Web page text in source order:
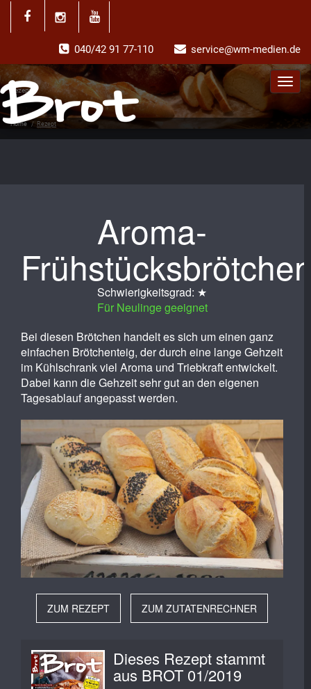
040/42 91 77-110 service@wm-medien.de
Rezept
Home / Rezept
Aroma-
Schwierigkeitsgrad: ★
Für Neulinge geeignet
Bei diesen Brötchen handelt es sich um einen ganz
einfachen Brötchenteig, der durch eine lange Gehzeit
im Kühlschrank viel Aroma und Triebkraft entwickelt.
Dabei kann die Gehzeit sehr gut an den eigenen
Tagesablauf angepasst werden.
ZUM REZEPT ZUM ZUTATENRECHNER
Dieses Rezept stammt
aus BROT 01/2019